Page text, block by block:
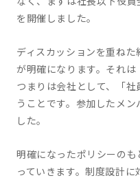
を開催しました。
ディスカッションを重ね
が明確になります。それは
つまりは会社として、「
うことです。参加したメ
した。
明確になったポリシーの
っていきます。制度設計